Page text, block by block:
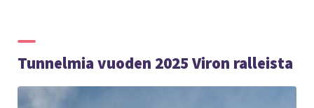
Tunnelmia vuoden 2025 Viron ralleista